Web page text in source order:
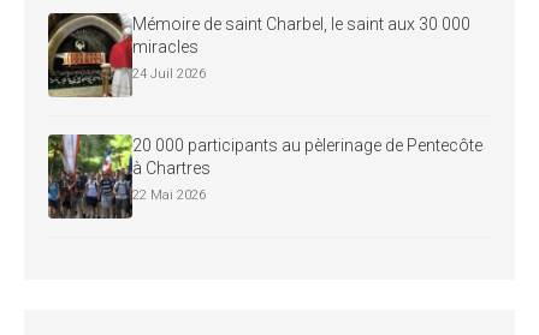
Mémoire de saint Charbel, le saint aux 30 000
miracles
24 Juil 2026
20 000 participants au pèlerinage de Pentecôte
à Chartres
22 Mai 2026